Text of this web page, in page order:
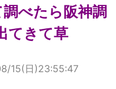
べたら阪神調
てきて草
15(日)23:55:47